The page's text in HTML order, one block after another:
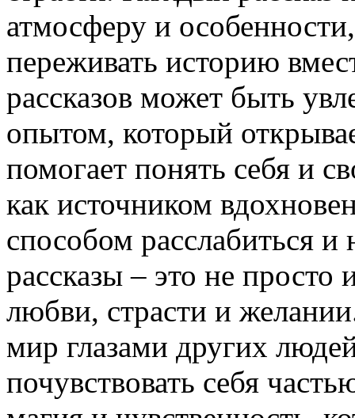
атмосферу и
переживать историю
рассказов может быть
опытом, который
помогает понять себя и
как источником
способом расслабиться
рассказы – это не просто
любви, страсти и
мир глазами других
почувствовать себя